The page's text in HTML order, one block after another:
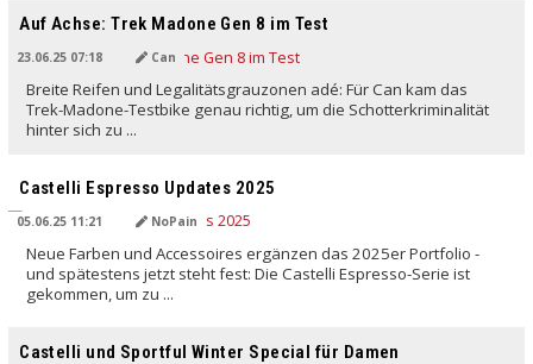
Auf Achse: Trek Madone Gen 8 im Test
23.06.25 07:18 Can
Breite Reifen und Legalitätsgrauzonen adé: Für Can kam das
Trek-Madone-Testbike genau richtig, um die Schotterkriminalität
hinter sich zu ...
Castelli Espresso Updates 2025
05.06.25 11:21 NoPain
Neue Farben und Accessoires ergänzen das 2025er Portfolio -
und spätestens jetzt steht fest: Die Castelli Espresso-Serie ist
gekommen, um zu ...
Castelli und Sportful Winter Special für Damen